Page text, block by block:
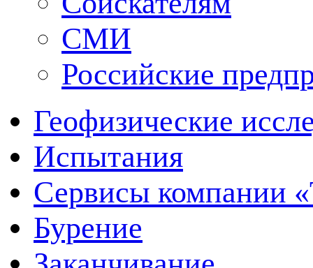
СМИ
Российские
Геофизические
Испытания
Сервисы компании
Бурение